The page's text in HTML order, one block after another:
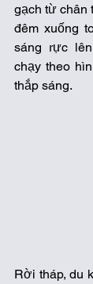
gạch từ chân
đêm xuống
sáng rực
chạy theo
thắp sáng.
Rời tháp, du